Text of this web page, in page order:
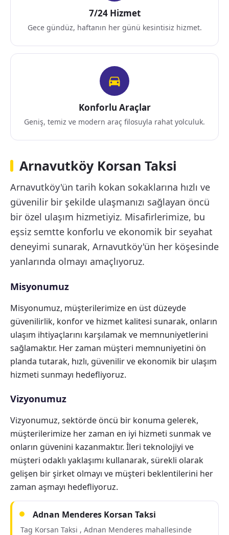
7/24 Hizmet
Gece gündüz, haftanın her günü kesintisiz hizmet.
Konforlu Araçlar
Geniş, temiz ve modern araç filosuyla rahat yolculuk.
Arnavutköy Korsan Taksi
Arnavutköy'ün tarih kokan sokaklarına hızlı ve
güvenilir bir şekilde ulaşmanızı sağlayan öncü
bir özel ulaşım hizmetiyiz. Misafirlerimize, bu
eşsiz semtte konforlu ve ekonomik bir seyahat
deneyimi sunarak, Arnavutköy'ün her köşesinde
yanlarında olmayı amaçlıyoruz.
Misyonumuz
Misyonumuz, müşterilerimize en üst düzeyde
güvenilirlik, konfor ve hizmet kalitesi sunarak, onların
ulaşım ihtiyaçlarını karşılamak ve memnuniyetlerini
sağlamaktır. Her zaman müşteri memnuniyetini ön
planda tutarak, hızlı, güvenilir ve ekonomik bir ulaşım
hizmeti sunmayı hedefliyoruz.
Vizyonumuz
Vizyonumuz, sektörde öncü bir konuma gelerek,
müşterilerimize her zaman en iyi hizmeti sunmak ve
onların güvenini kazanmaktır. İleri teknolojiyi ve
müşteri odaklı yaklaşımı kullanarak, sürekli olarak
gelişen bir şirket olmayı ve müşteri beklentilerini her
zaman aşmayı hedefliyoruz.
Adnan Menderes Korsan Taksi
Tag Korsan Taksi , Adnan Menderes mahallesinde